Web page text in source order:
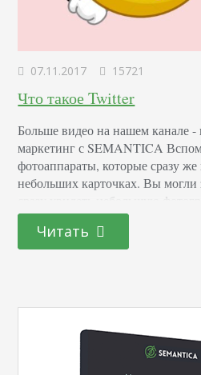
07.11.2017 15721
Что такое Twitter
Больше видео на нашем канале -
маркетинг с SEMANTICA
фотоаппараты, которые сразу
небольших карточках. Вы могли
сразу увидеть небольшую
микроблог. Вы не напишите в
вместо этого — поделитесь
эмоцией. В чем суть Твиттера
Читать